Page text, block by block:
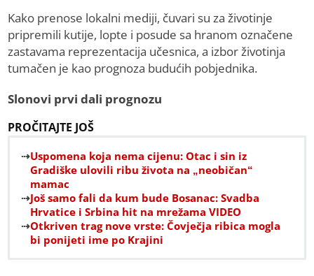
Kako prenose lokalni mediji, čuvari su za životinje
pripremili kutije, lopte i posude sa hranom označene
zastavama reprezentacija učesnica, a izbor životinja
tumačen je kao prognoza budućih pobjednika.
Slonovi prvi dali prognozu
PROČITAJTE JOŠ
Uspomena koja nema cijenu: Otac i sin iz
Gradiške ulovili ribu života na „neobičan“
mamac
Još samo fali da kum bude Bosanac: Svadba
Hrvatice i Srbina hit na mrežama VIDEO
Otkriven trag nove vrste: Čovječja ribica mogla
bi ponijeti ime po Krajini